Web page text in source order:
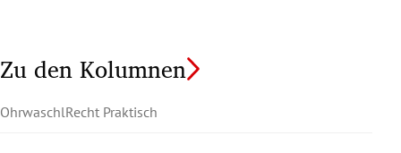
Zu den Kolumnen
OhrwaschlRecht Praktisch